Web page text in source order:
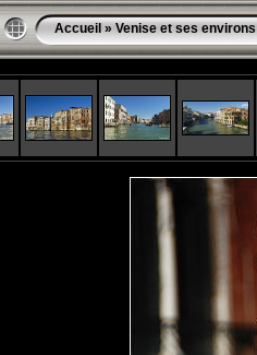
Accueil » Venise et ses environs